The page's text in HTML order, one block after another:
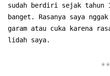
sudah berdiri sejak tahun
banget. Rasanya saya
garam atau cuka karena
lidah saya.